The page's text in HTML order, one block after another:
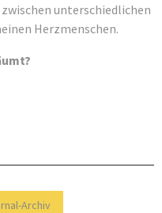
unterschiedlichen
Herzmenschen.
Archiv